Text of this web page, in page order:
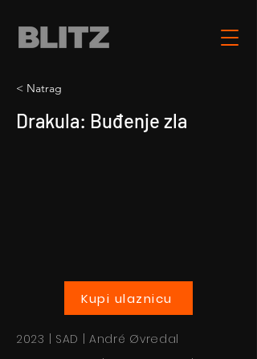
< Natrag
Drakula: Buđenje zla
Kupi ulaznicu
2023 | SAD | André Øvredal